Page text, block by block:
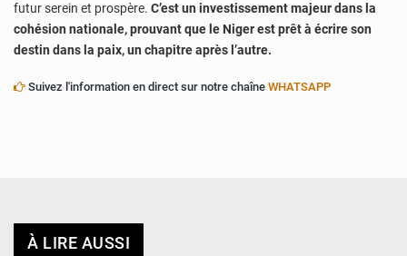
futur serein et prospère. C’est un investissement majeur dans la
cohésion nationale, prouvant que le Niger est prêt à écrire son
destin dans la paix, un chapitre après l’autre.
Suivez l'information en direct sur notre chaîne WHATSAPP
À LIRE AUSSI